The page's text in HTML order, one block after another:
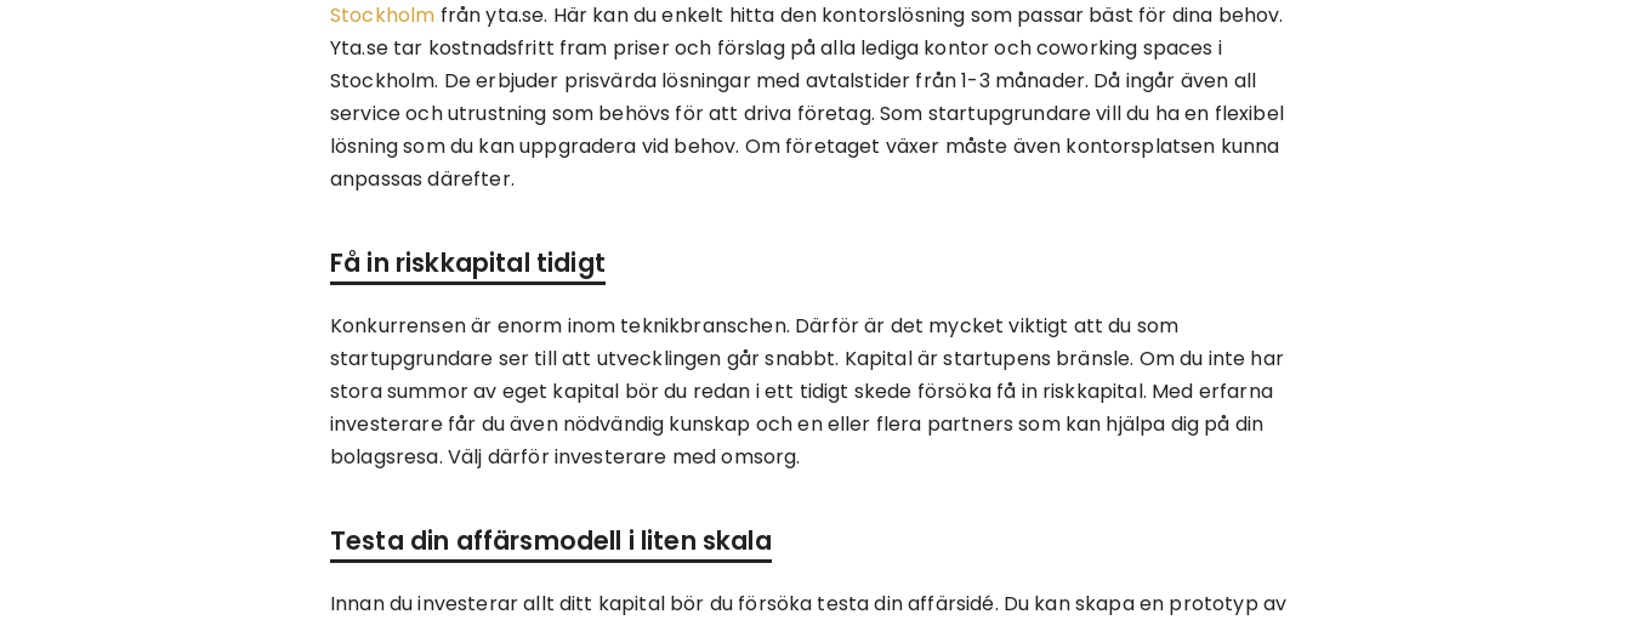
Stockholm från yta.se. Här kan du enkelt hitta den kontorslösning som passar bäst för dina behov.
Yta.se tar kostnadsfritt fram priser och förslag på alla lediga kontor och coworking spaces i
Stockholm. De erbjuder prisvärda lösningar med avtalstider från 1-3 månader. Då ingår även all
service och utrustning som behövs för att driva företag. Som startupgrundare vill du ha en flexibel
lösning som du kan uppgradera vid behov. Om företaget växer måste även kontorsplatsen kunna
anpassas därefter.
Få in riskkapital tidigt
Konkurrensen är enorm inom teknikbranschen. Därför är det mycket viktigt att du som
startupgrundare ser till att utvecklingen går snabbt. Kapital är startupens bränsle. Om du inte har
stora summor av eget kapital bör du redan i ett tidigt skede försöka få in riskkapital. Med erfarna
investerare får du även nödvändig kunskap och en eller flera partners som kan hjälpa dig på din
bolagsresa. Välj därför investerare med omsorg.
Testa din affärsmodell i liten skala
Innan du investerar allt ditt kapital bör du försöka testa din affärsidé. Du kan skapa en prototyp av